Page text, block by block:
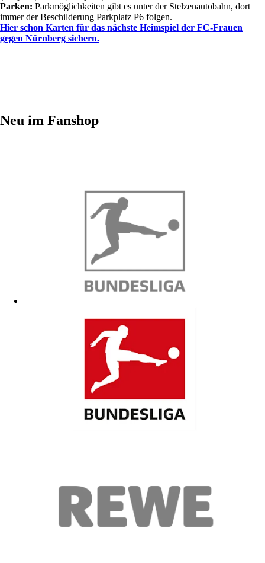
Parken: Parkmöglichkeiten gibt es unter der Stelzenautobahn, dort
immer der Beschilderung Parkplatz P6 folgen.
Hier schon Karten für das nächste Heimspiel der FC-Frauen
gegen Nürnberg sichern.
Neu im Fanshop